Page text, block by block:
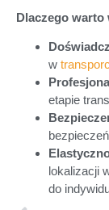
Dlaczego warto
w
etapie
lokalizacji
do